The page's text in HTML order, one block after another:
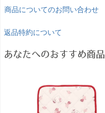
商品についてのお問い合わせ
返品特約について
あなたへのおすすめ商品